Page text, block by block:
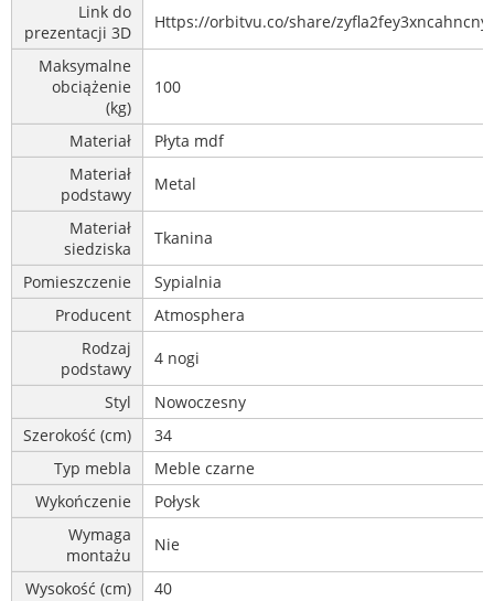
Link do
prezentacji 3D
Https://orbitvu.co/share/
Maksymalne
obciążenie
(kg)
100
Materiał
Płyta mdf
Materiał
podstawy
Metal
Materiał
siedziska
Tkanina
Pomieszczenie
Sypialnia
Producent
Atmosphera
Rodzaj
podstawy
4 nogi
Styl
Nowoczesny
Szerokość (cm)
34
Typ mebla
Meble czarne
Wykończenie
Połysk
Wymaga
montażu
Nie
Wysokość (cm) 40